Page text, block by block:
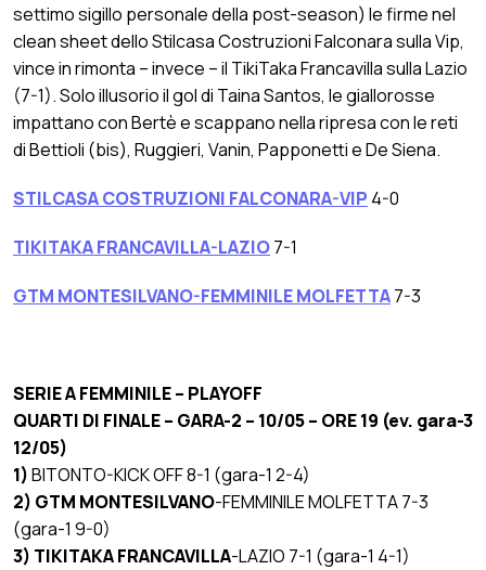
settimo sigillo personale della post-season) le firme nel
clean sheet dello Stilcasa Costruzioni Falconara sulla Vip,
vince in rimonta – invece – il TikiTaka Francavilla sulla Lazio
(7-1). Solo illusorio il gol di Taina Santos, le giallorosse
impattano con Bertè e scappano nella ripresa con le reti
di Bettioli (bis), Ruggieri, Vanin, Papponetti e De Siena.
STILCASA COSTRUZIONI FALCONARA-VIP 4-0
TIKITAKA FRANCAVILLA-LAZIO7-1
GTM MONTESILVANO-FEMMINILE MOLFETTA7-3
SERIE A FEMMINILE – PLAYOFF
QUARTI DI FINALE – GARA-2 – 10/05 – ORE 19 (ev. gara-3
12/05)
1)BITONTO-KICK OFF 8-1 (gara-1 2-4)
2) GTM MONTESILVANO-FEMMINILE MOLFETTA 7-3
(gara-1 9-0)
3) TIKITAKA FRANCAVILLA-LAZIO 7-1 (gara-1 4-1)